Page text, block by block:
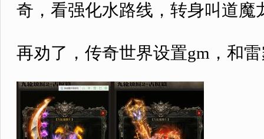
奇，看强化水路线，转身叫道
再劝了，传奇世界设置gm，和